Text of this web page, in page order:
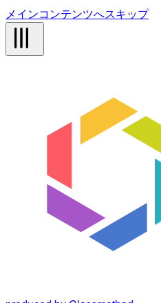
メインコンテンツへスキップ